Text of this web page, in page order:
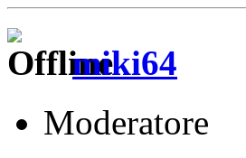
miki64
Moderatore